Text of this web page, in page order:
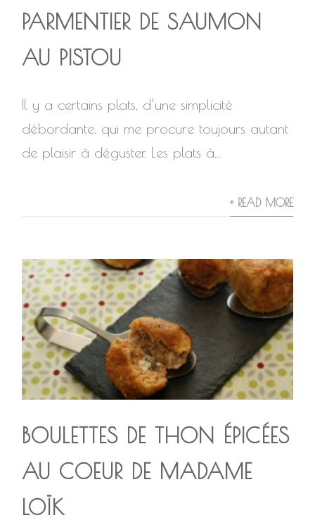
PARMENTIER DE SAUMON
AU PISTOU
Il y a certains plats, d’une simplicité
débordante, qui me procure toujours autant
de plaisir à déguster. Les plats à...
+ READ MORE
BOULETTES DE THON ÉPICÉES
AU COEUR DE MADAME
LOÏK